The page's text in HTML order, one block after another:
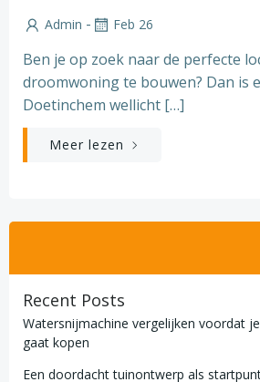
Admin - Feb 26
Ben je op zoek naar de perfecte
droomwoning te bouwen? Dan is
Doetinchem wellicht […]
Meer lezen
Zoeken
Recent Posts
Watersnijmachine vergelijken voordat
gaat kopen
Een doordacht tuinontwerp als